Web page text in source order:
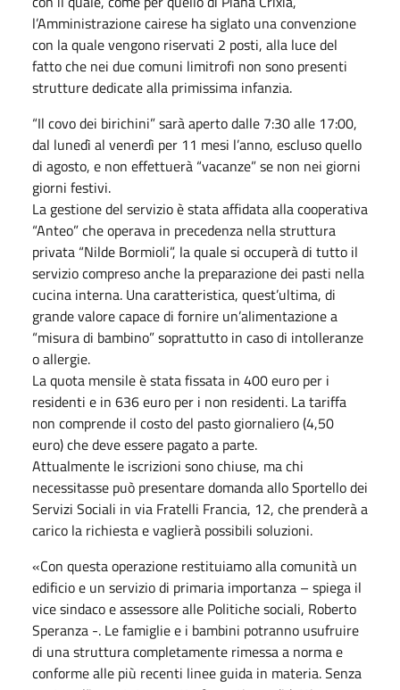
l’Amministrazione cairese ha siglato una convenzione
con la quale vengono riservati 2 posti, alla luce del
fatto che nei due comuni limitrofi non sono presenti
strutture dedicate alla primissima infanzia.
“Il covo dei birichini” sarà aperto dalle 7:30 alle 17:00,
dal lunedì al venerdì per 11 mesi l’anno, escluso quello
di agosto, e non effettuerà “vacanze” se non nei giorni
giorni festivi.
La gestione del servizio è stata affidata alla cooperativa
“Anteo” che operava in precedenza nella struttura
privata “Nilde Bormioli”, la quale si occuperà di tutto il
servizio compreso anche la preparazione dei pasti nella
cucina interna. Una caratteristica, quest’ultima, di
grande valore capace di fornire un’alimentazione a
“misura di bambino” soprattutto in caso di intolleranze
o allergie.
La quota mensile è stata fissata in 400 euro per i
residenti e in 636 euro per i non residenti. La tariffa
non comprende il costo del pasto giornaliero (4,50
euro) che deve essere pagato a parte.
Attualmente le iscrizioni sono chiuse, ma chi
necessitasse può presentare domanda allo Sportello dei
Servizi Sociali in via Fratelli Francia, 12, che prenderà a
carico la richiesta e vaglierà possibili soluzioni.
«Con questa operazione restituiamo alla comunità un
edificio e un servizio di primaria importanza – spiega il
vice sindaco e assessore alle Politiche sociali, Roberto
Speranza -. Le famiglie e i bambini potranno usufruire
di una struttura completamente rimessa a norma e
conforme alle più recenti linee guida in materia. Senza